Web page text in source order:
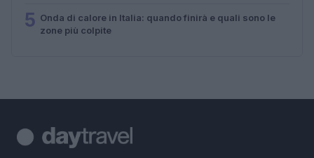
5 Onda di calore in Italia: quando finirà e quali sono le
zone più colpite